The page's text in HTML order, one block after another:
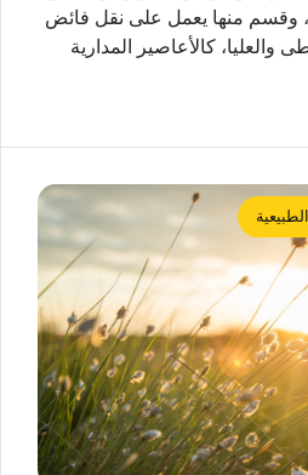
وقسم منها يعمل على نقل فائض
والعليا، كالأعاصير المدارية